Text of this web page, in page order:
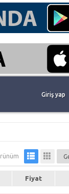
Giriş yap
Fiyat